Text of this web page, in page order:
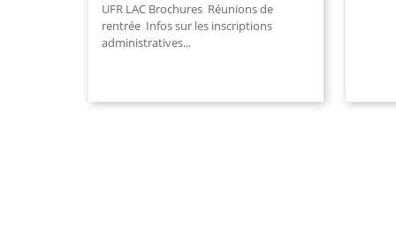
UFR LAC Brochures Réunions de
rentrée Infos sur les inscriptions
administratives...